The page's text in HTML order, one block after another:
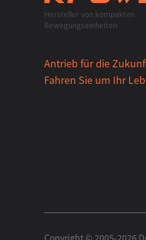
Hersteller von kompakten
Bewegungseinheiten
Antrieb für die
Fahren Sie um Ihr
Copyright ©️ 2005-2026